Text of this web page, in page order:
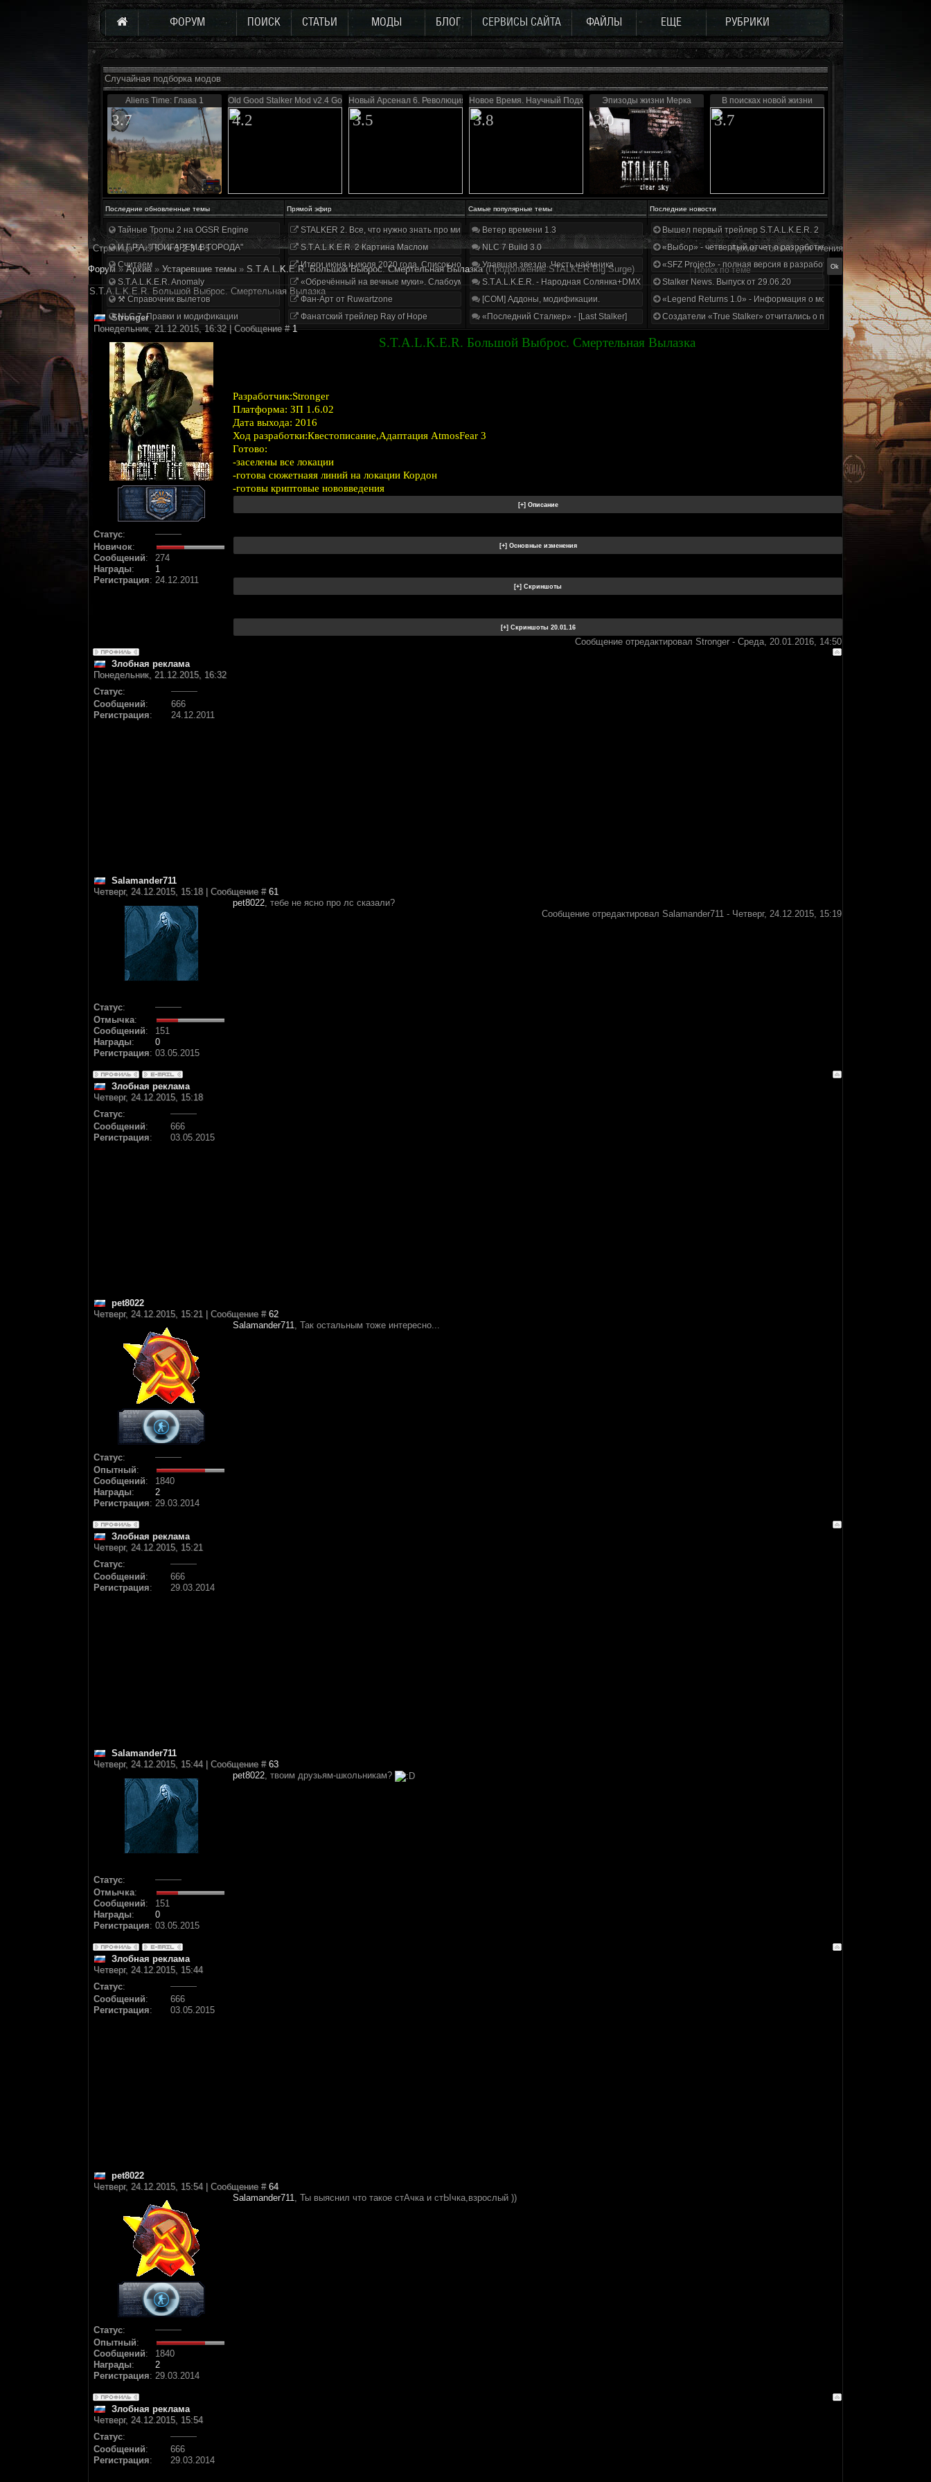
ФОРУМ ПОИСК СТАТЬИ МОДЫ БЛОГ СЕРВИСЫ САЙТА ФАЙЛЫ ЕЩЕ РУБРИКИ
Случайная подборка модов
Aliens Time: Глава 1
3.7
Old Good Stalker Mod v2.4 Gold
4.2
Новый Арсенал 6. Революция
3.5
Новое Время. Научный Подход
3.8
Эпизоды жизни Мерка
3.0
В поисках новой жизни
3.7
Последние обновленные темы Прямой эфир Самые популярные темы Последние новости
Тайные Тропы 2 на OGSR Engine
И.Г.Р.А. "ПОИГАРЕМ В ГОРОДА"
Считаем
S.T.A.L.K.E.R. Anomaly
⚒ Справочник вылетов
NLC 7. Правки и модификации
STALKER 2. Все, что нужно знать про мир, геймплей и сюжет | Разбор трейлера
S.T.A.L.K.E.R. 2 Картина Маслом
Итоги июня и июля 2020 года. Список нововведений
«Обречённый на вечные муки». Слабоумие и отвага
Фан-Арт от Ruwartzone
Фанатский трейлер Ray of Hope
Ветер времени 1.3
NLC 7 Build 3.0
Упавшая звезда. Честь наёмника
S.T.A.L.K.E.R. - Народная Солянка+DMX 1.3.5.ООП.МА.К.
[COM] Аддоны, модификации.
«Последний Сталкер» - [Last Stalker]
Вышел первый трейлер S.T.A.L.K.E.R. 2
«Выбор» - четвертый отчет о разработке!
«SFZ Project» - полная версия в разработке!
Stalker News. Выпуск от 29.06.20
«Legend Returns 1.0» - Информация о моде за июнь 2020
Создатели «True Stalker» отчитались о проделанной работе
Страница5из5 « 1 2 3 4 5
Архив - только для чтения
Форум » Архив » Устаревшие темы » S.T.A.L.K.E.R. Большой Выброс. Смертельная Вылазка (Продолжение STALKER Big Surge)
S.T.A.L.K.E.R. Большой Выброс. Смертельная Вылазка
Stronger
Понедельник, 21.12.2015, 16:32 | Сообщение #1
Статус:
Новичок:
Сообщений:
274
Награды:
1
Регистрация: 24.12.2011
S.T.A.L.K.E.R. Большой Выброс. Смертельная Вылазка
Разработчик:Stronger
Платформа: ЗП 1.6.02
Дата выхода: 2016
Ход разработки:Квестописание,Адаптация AtmosFear 3
Готово:
-заселены все локации
-готова сюжетнаяя линий на локации Кордон
-готовы криптовые нововведения
Сообщение отредактировал Stronger - Среда, 20.01.2016, 14:50
Злобная реклама
Понедельник, 21.12.2015, 16:32
Статус:
Сообщений:
666
Регистрация: 24.12.2011
Salamander711
Четверг, 24.12.2015, 15:18 | Сообщение # 61
Статус:
Отмычка:
Сообщений:
151
Награды:
0
Регистрация: 03.05.2015
pet8022, тебе не ясно про лс сказали?
Сообщение отредактировал Salamander711 - Четверг, 24.12.2015, 15:19
Злобная реклама
Четверг, 24.12.2015, 15:18
Статус:
Сообщений:
666
Регистрация: 03.05.2015
pet8022
Четверг, 24.12.2015, 15:21 | Сообщение # 62
Статус:
Опытный:
Сообщений:
1840
Награды:
2
Регистрация: 29.03.2014
Salamander711, Так остальным тоже интересно...
Злобная реклама
Четверг, 24.12.2015, 15:21
Статус:
Сообщений:
666
Регистрация: 29.03.2014
Salamander711
Четверг, 24.12.2015, 15:44 | Сообщение # 63
Статус:
Отмычка:
Сообщений:
151
Награды:
0
Регистрация: 03.05.2015
pet8022, твоим друзьям-школьникам?
Злобная реклама
Четверг, 24.12.2015, 15:44
Статус:
Сообщений:
666
Регистрация: 03.05.2015
pet8022
Четверг, 24.12.2015, 15:54 | Сообщение # 64
Статус:
Опытный:
Сообщений:
1840
Награды:
2
Регистрация: 29.03.2014
Salamander711, Ты выяснил что такое стАчка и стЫчка,взрослый ))
Злобная реклама
Четверг, 24.12.2015, 15:54
Статус:
Сообщений:
666
Регистрация: 29.03.2014